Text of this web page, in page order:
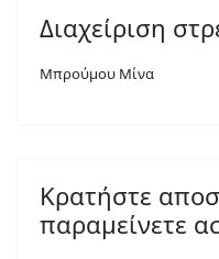
Διαχείριση
Μπρούμου Μίνα
Κρατήστε
παραμείνετε